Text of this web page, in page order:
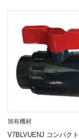
旭有機材
V7BLVUENJ コンパク